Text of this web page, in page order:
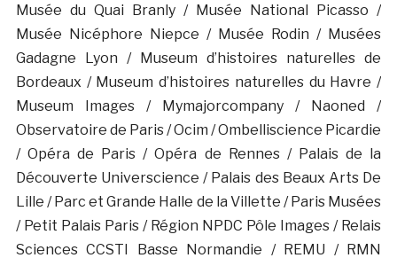
Musée du Quai Branly / Musée National Picasso /
Musée Nicéphore Niepce / Musée Rodin / Musées
Gadagne Lyon / Museum d’histoires naturelles de
Bordeaux / Museum d’histoires naturelles du Havre /
Museum Images / Mymajorcompany / Naoned /
Observatoire de Paris / Ocim / Ombelliscience Picardie
/ Opéra de Paris / Opéra de Rennes / Palais de la
Découverte Universcience / Palais des Beaux Arts De
Lille / Parc et Grande Halle de la Villette / Paris Musées
/ Petit Palais Paris / Région NPDC Pôle Images / Relais
Sciences CCSTI Basse Normandie / REMU / RMN